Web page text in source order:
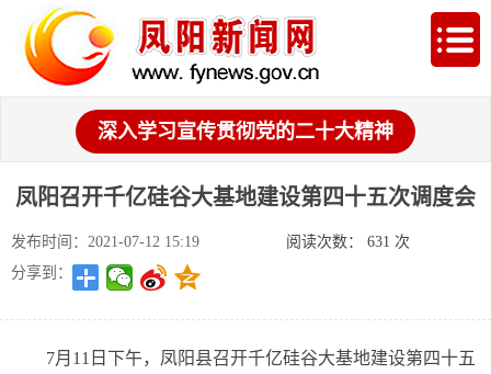
深入学习宣传贯彻党的二十大精神
凤阳召开千亿硅谷大基地建设第四十五次调度会
发布时间：2021-07-12 15:19 阅读次数： 631 次
分享到：
7月11日下午，凤阳县召开千亿硅谷大基地建设第四十五